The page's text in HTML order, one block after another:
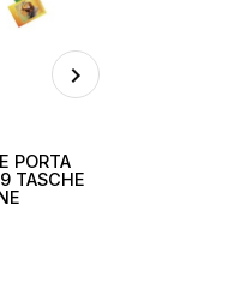
PORTA
TASCHE